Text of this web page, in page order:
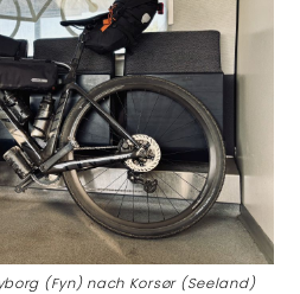
(Fyn) nach Korsør (Seeland)